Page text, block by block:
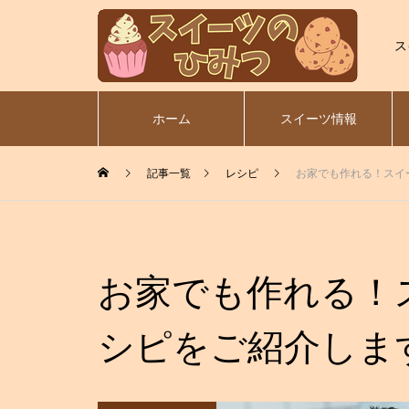
ホーム スイーツ情報
記事一覧 レシピ お家でも作れる！ス
お家でも作れる
シピをご紹介しま